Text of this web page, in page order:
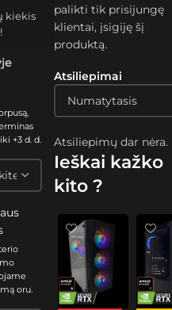
kiekis
+3 d. d.
oru.
Atsiliepimai
Atsiliepimų dar nėra.
palikti tik prisijungę
klientai, įsigiję šį
produktą.
Ieškai kažko
kito ?